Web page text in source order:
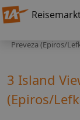
Preveza (Epiros/
3 Island
(Epiros/